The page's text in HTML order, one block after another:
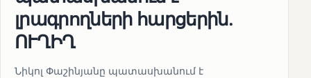
լրագրողների հարցերին․
ՈՒՂԻՂ
Նիկոլ Փաշինյանը պատասխանում է